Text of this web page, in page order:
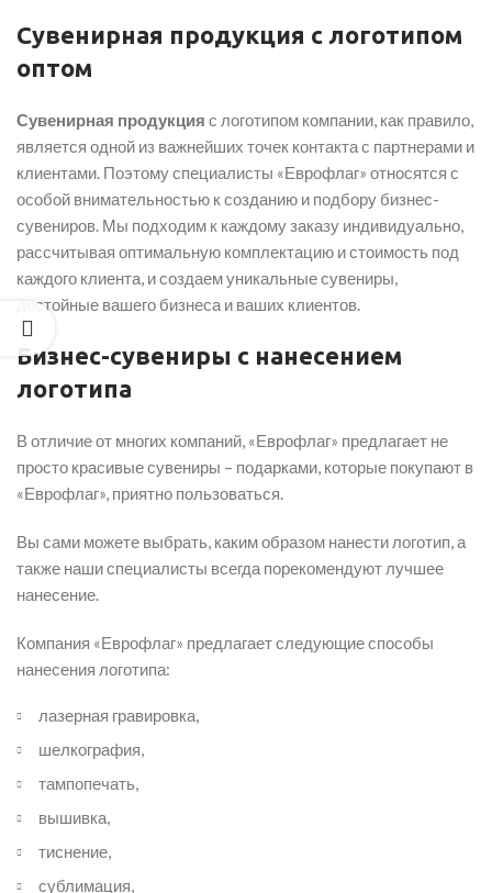
Cувенирная продукция с логотипом
оптом
Сувенирная продукция с логотипом компании, как правило,
является одной из важнейших точек контакта с партнерами и
клиентами. Поэтому специалисты «Еврофлаг» относятся с
особой внимательностью к созданию и подбору бизнес-
сувениров. Мы подходим к каждому заказу индивидуально,
рассчитывая оптимальную комплектацию и стоимость под
каждого клиента, и создаем уникальные сувениры,
достойные вашего бизнеса и ваших клиентов.
Бизнес-сувениры с нанесением
логотипа
В отличие от многих компаний, «Еврофлаг» предлагает не
просто красивые сувениры ­– подарками, которые покупают в
«Еврофлаг», приятно пользоваться.
Вы сами можете выбрать, каким образом нанести логотип, а
также наши специалисты всегда порекомендуют лучшее
нанесение.
Компания «Еврофлаг» предлагает следующие способы
нанесения логотипа:
лазерная гравировка,
шелкография,
тампопечать,
вышивка,
тиснение,
сублимация,